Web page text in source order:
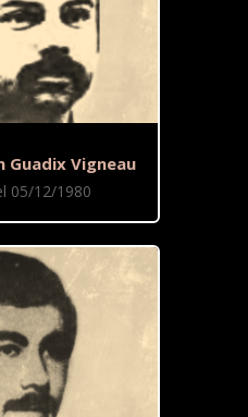
Guadix Vigneau
05/12/1980